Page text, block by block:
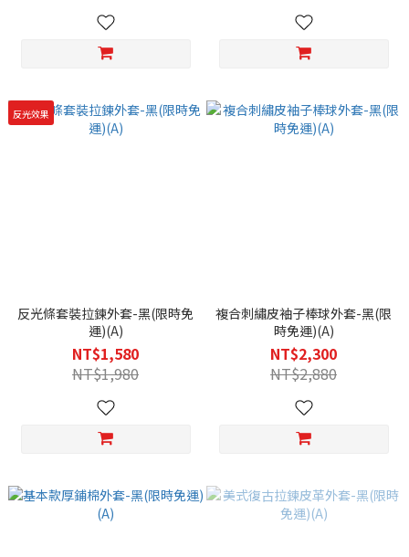
反光效果
反光條套裝拉鍊外套-黑(限時免
運)(A)
NT$1,580
NT$1,980
複合刺繡皮袖子棒球外套-黑(限
時免運)(A)
NT$2,300
NT$2,880